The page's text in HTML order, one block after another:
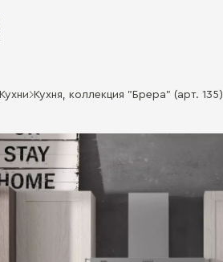
Кухни Кухня, коллекция "Брера" (арт. 135)